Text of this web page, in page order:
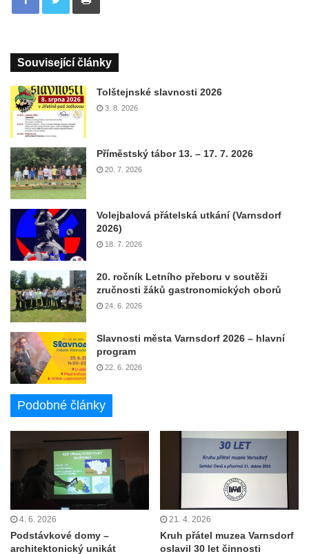
Související články
Tolštejnské slavnosti 2026
3. 8. 2026
Příměstský tábor 13. – 17. 7. 2026
20. 7. 2026
Volejbalová přátelská utkání (Varnsdorf
2026)
18. 7. 2026
20. ročník Letního přeboru v soutěži
zručnosti žáků gastronomických oborů
24. 6. 2026
Slavnosti města Varnsdorf 2026 – hlavní
program
22. 6. 2026
Podobné články
4. 6. 2026
Podstávkové domy –
architektonický unikát
21. 4. 2026
Kruh přátel muzea Varnsdorf
oslavil 30 let činnosti